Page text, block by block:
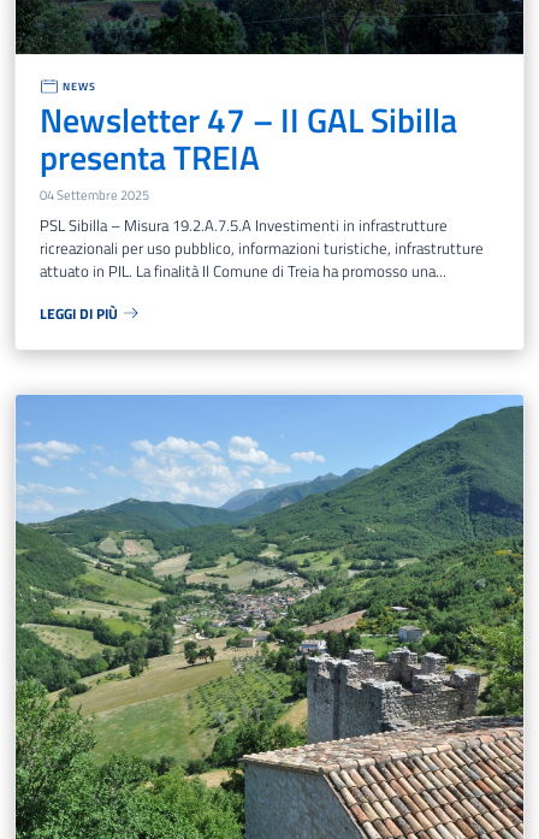
NEWS
Newsletter 47 – II GAL Sibilla
presenta TREIA
04 Settembre 2025
PSL Sibilla – Misura 19.2.A.7.5.A Investimenti in infrastrutture
ricreazionali per uso pubblico, informazioni turistiche, infrastrutture
attuato in PIL. La finalità Il Comune di Treia ha promosso una...
LEGGI DI PIÙ